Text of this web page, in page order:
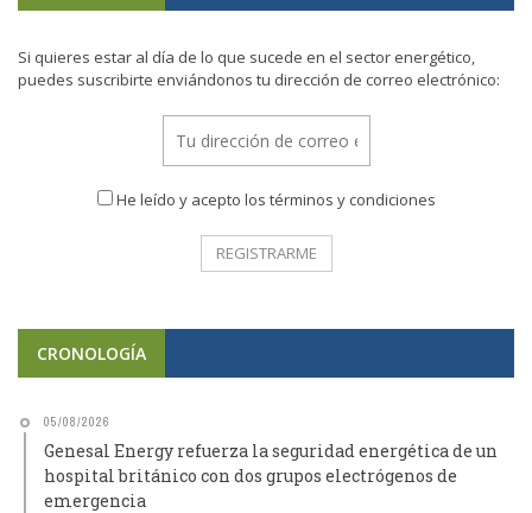
Si quieres estar al día de lo que sucede en el sector energético,
puedes suscribirte enviándonos tu dirección de correo electrónico:
He leído y acepto los términos y condiciones
CRONOLOGÍA
05/08/2026
Genesal Energy refuerza la seguridad energética de un
hospital británico con dos grupos electrógenos de
emergencia